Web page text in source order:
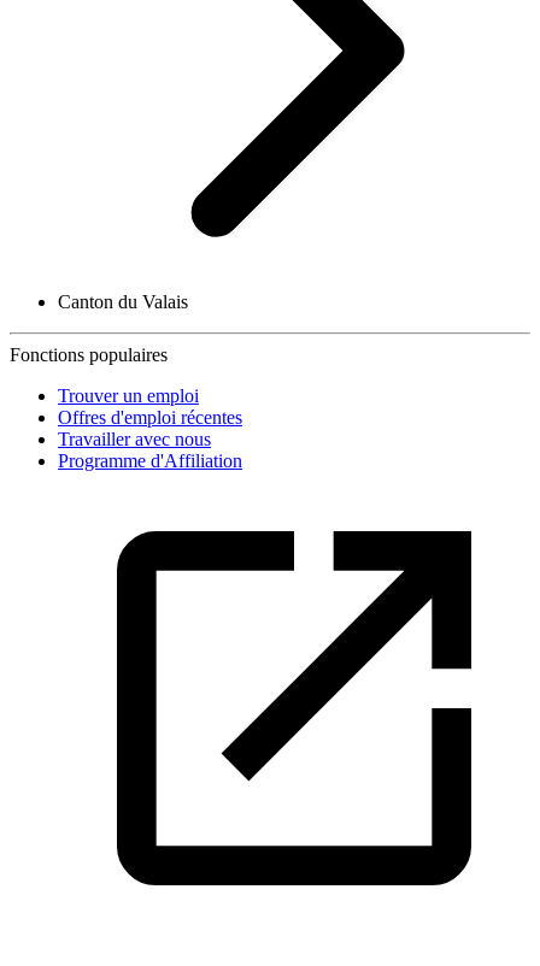
Canton du Valais
Fonctions populaires
Trouver un emploi
Offres d'emploi récentes
Travailler avec nous
Programme d'Affiliation